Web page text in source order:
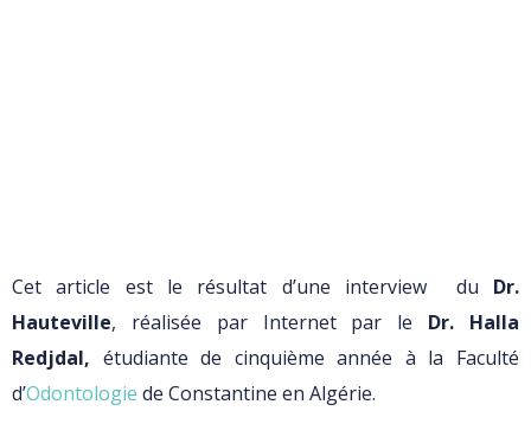
Cet article est le résultat d’une interview du Dr.
Hauteville, réalisée par Internet par le Dr. Halla
Redjdal, étudiante de cinquième année à la Faculté
d’Odontologie de Constantine en Algérie.